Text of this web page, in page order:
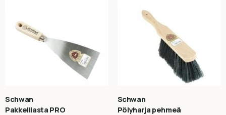
Schwan
Pakkelilasta PRO
Schwan
Pölyharja pehmeä